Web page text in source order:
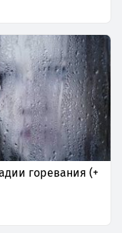
горевания (+